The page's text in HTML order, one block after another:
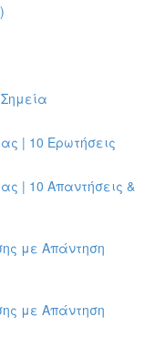
| 10 Ερωτήσεις
| 10 Απαντήσεις &
με Απάντηση
με Απάντηση